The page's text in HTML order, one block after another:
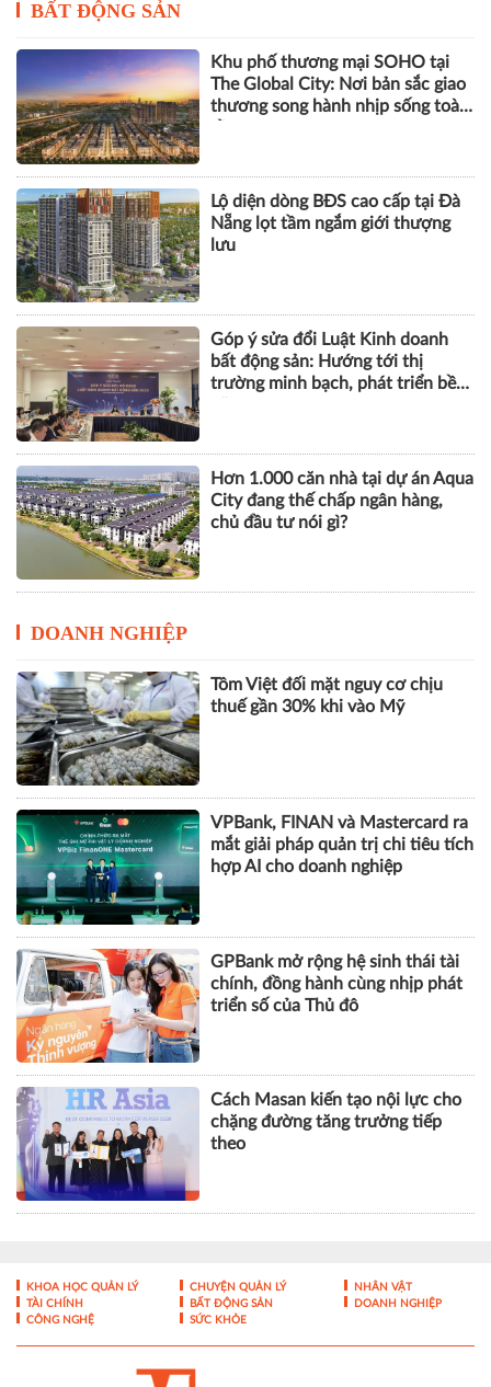
Lộ diện dòng BĐS cao cấp tại Đà
Nẵng lọt tầm ngắm giới thượng
lưu
Góp ý sửa đổi Luật Kinh doanh
bất động sản: Hướng tới thị
trường minh bạch, phát triển bền
Hơn 1.000 căn nhà tại dự án Aqua
City đang thế chấp ngân hàng,
chủ đầu tư nói gì?
DOANH NGHIỆP
Tôm Việt đối mặt nguy cơ chịu
VPBank, FINAN và Mastercard ra
mắt giải pháp quản trị chi tiêu tích
hợp AI cho doanh nghiệp
GPBank mở rộng hệ sinh thái tài
chính, đồng hành cùng nhịp phát
triển số của Thủ đô
Cách Masan kiến tạo nội lực cho
chặng đường tăng trưởng tiếp
theo
KHOA HỌC QUẢN LÝ CHUYỆN QUẢN LÝ
TÀI CHÍNH
CÔNG NGHỆ
Tạp chí điện tử Nhà Quản Lý - ISSN 1859- 0772
Giấy phép hoạt động báo điện tử số 324/GP-BTTTT của Bộ
Thông tin và Truyền thông cấp ngày 10/07/2017